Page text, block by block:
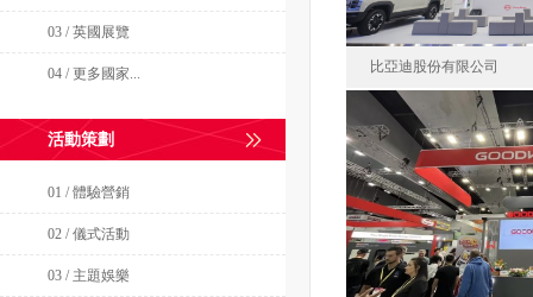
03 / 英國展覽
04 / 更多國家...
活動策劃
01 / 體驗營銷
02 / 儀式活動
03 / 主題娛樂
比亞迪股份有限公司
比亞迪股份
澳大
面積